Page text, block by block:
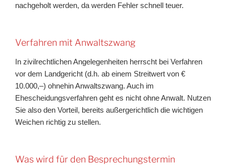
nachgeholt werden, da werden Fehler schnell teuer.
Verfahren mit Anwaltszwang
In zivilrechtlichen Angelegenheiten herrscht bei Verfahren
vor dem Landgericht (d.h. ab einem Streitwert von €
10.000,–) ohnehin Anwaltszwang. Auch im
Ehescheidungsverfahren geht es nicht ohne Anwalt. Nutzen
Sie also den Vorteil, bereits außergerichtlich die wichtigen
Weichen richtig zu stellen.
Was wird für den Besprechungstermin